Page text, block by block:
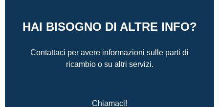
HAI BISOGNO DI ALTRE INFO?
Contattaci per avere informazioni sulle parti di
ricambio o su altri servizi.
Chiamaci!